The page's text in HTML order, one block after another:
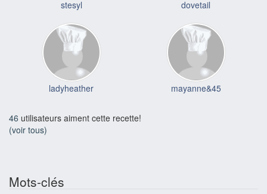
stesyl dovetail
ladyheather mayanne&45
46 utilisateurs aiment cette recette!
(voir tous)
Mots-clés